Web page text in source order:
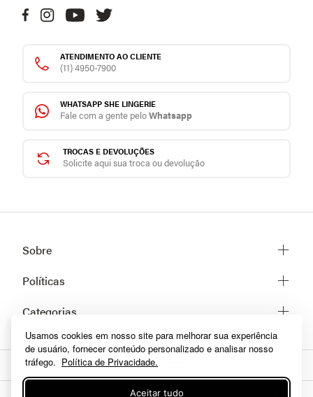
Usamos cookies em nosso site para melhorar sua experiência
de usuário, fornecer conteúdo personalizado e analisar nosso
tráfego. Política de Privacidade.
Aceitar tudo
ATENDIMENTO AO CLIENTE
(11) 4950-7900
WHATSAPP SHE LINGERIE
Fale com a gente peloWhatsapp
TROCAS E DEVOLUÇÕES
Solicite aqui sua troca ou devolução
Sobre
Sobre a She
Fale conosco
Políticas
Trocas e Devoluções
Políticas de privacidade
Dúvidas frequentes
Como comprar
Categorias
Lingerie
Homewear
A Inclusão De Um Produto Na Sacola Não Garante Seu Preço. Em Caso De